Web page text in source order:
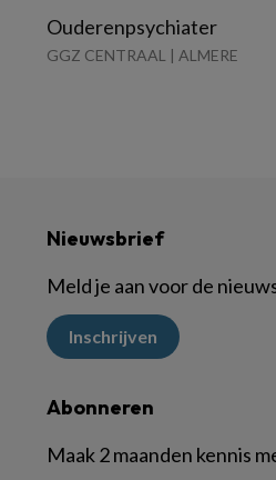
Ouderenpsychiater
GGZ CENTRAAL | ALMERE
Nieuwsbrief
Meld je aan voor de
Inschrijven
Abonneren
Maak 2 maanden kennis